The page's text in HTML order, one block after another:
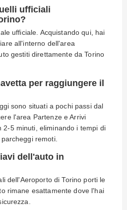
ufficiali
ufficiale. Acquistando qui, hai
all'interno dell'area
gestiti direttamente da Torino
per raggiungere il
sono situati a pochi passi dal
l'area Partenze e Arrivi
2-5 minuti, eliminando i tempi di
remoti.
dell'auto in
dell'Aeroporto di Torino porti le
rimane esattamente dove l'hai